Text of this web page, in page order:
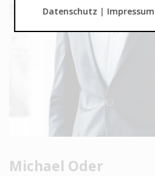
Michael Oder
Datenschutz| Impressum